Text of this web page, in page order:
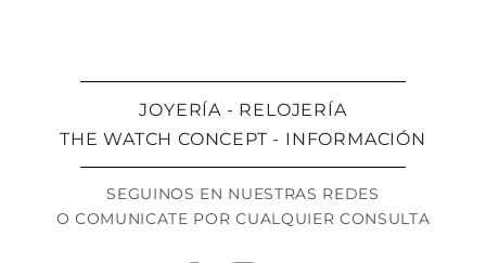
JOYERÍA - RELOJERÍA
THE WATCH CONCEPT - INFORMACIÓN
SEGUINOS EN NUESTRAS REDES
O COMUNICATE POR CUALQUIER CONSULTA